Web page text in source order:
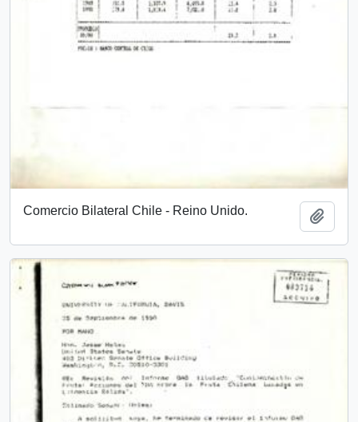
Comercio Bilateral Chile - Reino Unido.